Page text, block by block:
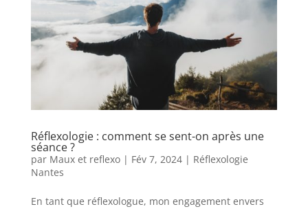
Réflexologie : comment se sent-on après une
séance ?
par Maux et reflexo| Fév 7, 2024| Réflexologie
Nantes
En tant que réflexologue, mon engagement envers